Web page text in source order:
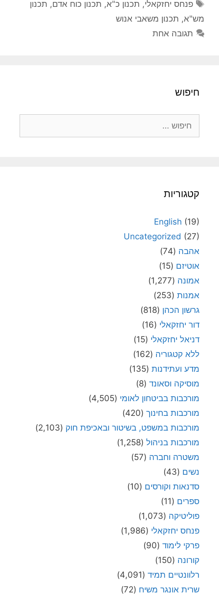
תגיות
פנחס יחזקאלי, תכנון כ"א, תכנון כוח אדם, תכנון
מש"א, תכנון משאבי אנוש
תגובה אחת
חיפוש
קטגוריות
English (19)
Uncategorized (27)
אהבה (74)
אוטיזם (15)
אמונה (1,277)
אמנות (253)
גרשון הכהן (818)
דור יחזקאלי (16)
דניאל יחזקאלי (15)
ללא קטגוריה (162)
מדע ועתידנות (135)
מוסיקה וסאונד (8)
מורכבות בביטחון לאומי (4,505)
מורכבות בחינוך (420)
מורכבות במשפט, בשיטור ובאכיפת חוק (2,103)
מורכבות בניהול (1,258)
משטרה וחברה (57)
נשים (43)
סדנאות וקורסים (10)
ספרים (11)
פוליטיקה (1,073)
פנחס יחזקאלי (1,986)
פרקי לימוד (90)
קורונה (150)
רלוונטיים תמיד (4,091)
שרית אונגר משיח (72)